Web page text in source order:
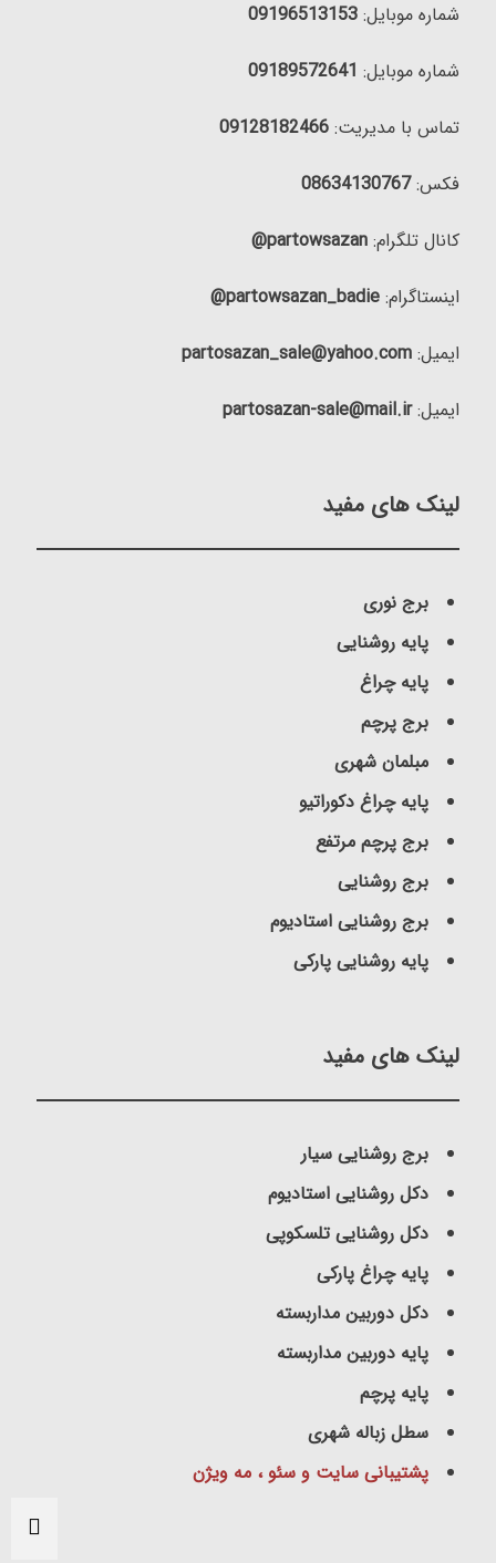
شماره موبایل:09196513153
شماره موبایل: 09189572641
تماس با مدیریت:09128182466
فکس:08634130767
کانال تلگرام:partowsazan@
اینستاگرام:partowsazan_badie@
ایمیل:partosazan_sale@yahoo.com
ایمیل:partosazan-sale@mail.ir
لینک های مفید
برج نوری
پایه روشنایی
پایه چراغ
برج پرچم
مبلمان شهری
پایه چراغ دکوراتیو
برج پرچم مرتفع
برج روشنایی
برج روشنایی استادیوم
پایه روشنایی پارکی
لینک های مفید
برج روشنایی سیار
دکل روشنایی استادیوم
دکل روشنایی تلسکوپی
پایه چراغ پارکی
دکل دوربین مداربسته
پایه دوربین مداربسته
پایه پرچم
سطل زباله شهری
پشتیبانی سایت و سئو ، مه ویژن